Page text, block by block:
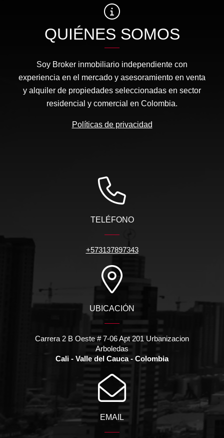
QUIÉNES SOMOS
Soy Broker inmobiliario independiente con
experiencia en el mercado y asesoramiento en venta
y alquiler de propiedades seleccionadas en sector
residencial y comercial en Colombia.
Políticas de privacidad
TELÉFONO
+573137897343
UBICACIÓN
Carrera 2 B Oeste # 7-06 Apt 201 Urbanizacion
Arboledas
Cali - Valle del Cauca - Colombia
EMAIL